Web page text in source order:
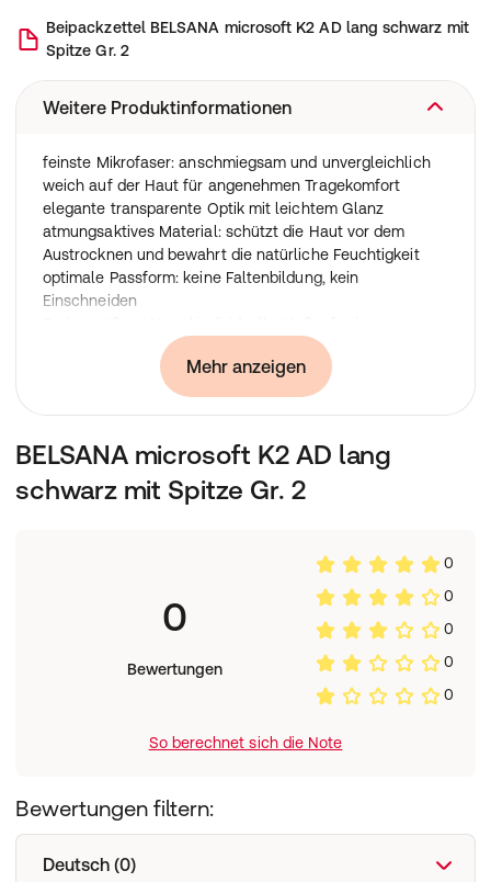
Beipackzettel BELSANA microsoft K2 AD lang schwarz mit
Spitze Gr. 2
Weitere Produktinformationen
feinste Mikrofaser: anschmiegsam und unvergleichlich
weich auf der Haut für angenehmen Tragekomfort
elegante transparente Optik mit leichtem Glanz
atmungsaktives Material: schützt die Haut vor dem
Austrocknen und bewahrt die natürliche Feuchtigkeit
optimale Passform: keine Faltenbildung, kein
Einschneiden
Material: 42 % Elastan, 42 % Polyamid, 16 % Polyamid
Mehr anzeigen
BELSANA microsoft K2 AD lang
schwarz mit Spitze Gr. 2
0
Bewertungen
0
0
0
0
0
So berechnet sich die Note
Bewertungen filtern:
Deutsch (0)